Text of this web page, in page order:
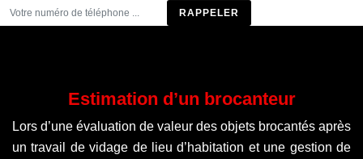
Estimation d’un brocanteur
Lors d’une évaluation de valeur des objets brocantés après
un travail de vidage de lieu d’habitation et une gestion de